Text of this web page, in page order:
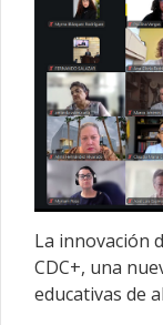
La innovación
CDC+, una
educativas de